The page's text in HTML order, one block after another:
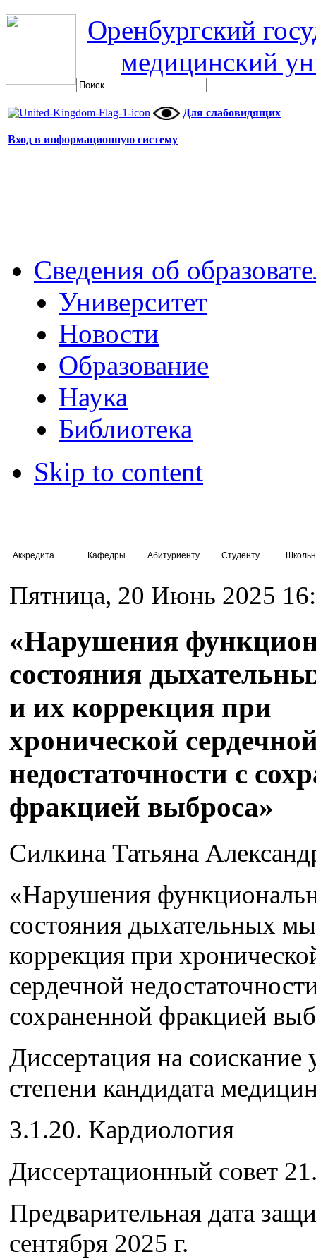
Оренбургский
медицинский
Для слабовидящих
Вход в информационную систему
Сведения об
Университет
Новости
Образование
Наука
Библиотека
Skip to content
Кафедры Абитуриенту Студенту
Пятница, 20 Июнь 2025
«Нарушения
состояния
и их коррекция при
хронической
недостаточности с
фракцией выброса»
Силкина Татьяна
«Нарушения
состояния дыхательных
коррекция при
сердечной
сохраненной фракцией
Диссертация на соискание
степени кандидата
3.1.20. Кардиология
Диссертационный совет
Предварительная дата
сентября 2025 г.